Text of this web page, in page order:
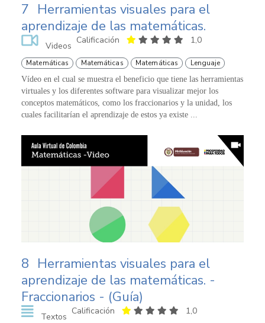
7 Herramientas visuales para el
aprendizaje de las matemáticas.
Videos
Calificación 1,0
Matemáticas Matemáticas Matemáticas Lenguaje
Vídeo en el cual se muestra el beneficio que tiene las herramientas
virtuales y los diferentes software para visualizar mejor los
conceptos matemáticos, como los fraccionarios y la unidad, los
cuales facilitarían el aprendizaje de estos ya existe ...
8 Herramientas visuales para el
aprendizaje de las matemáticas. -
Fraccionarios - (Guía)
Textos
Calificación 1,0